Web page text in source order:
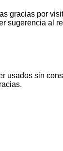
gracias por
al
usados sin